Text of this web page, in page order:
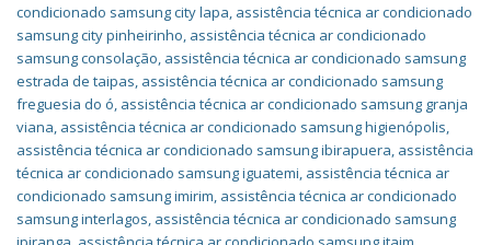
condicionado samsung city lapa, assistência técnica ar condicionado
samsung city pinheirinho, assistência técnica ar condicionado
samsung consolação, assistência técnica ar condicionado samsung
estrada de taipas, assistência técnica ar condicionado samsung
freguesia do ó, assistência técnica ar condicionado samsung granja
viana, assistência técnica ar condicionado samsung higienópolis,
assistência técnica ar condicionado samsung ibirapuera, assistência
técnica ar condicionado samsung iguatemi, assistência técnica ar
condicionado samsung imirim, assistência técnica ar condicionado
samsung interlagos, assistência técnica ar condicionado samsung